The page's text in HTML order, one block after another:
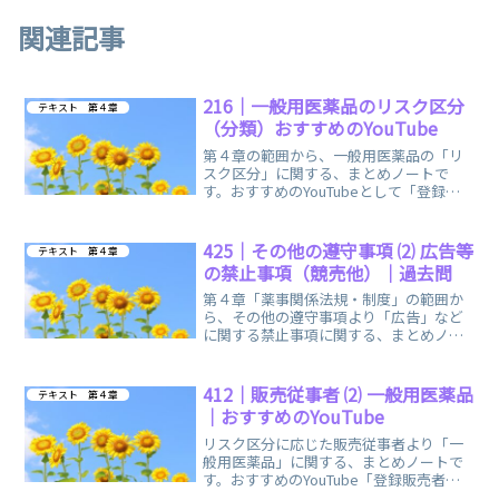
関連記事
テキスト 第４章
216｜一般用医薬品のリスク区分
（分類）おすすめのYouTube
第４章の範囲から、一般用医薬品の「リ
スク区分」に関する、まとめノートで
す。おすすめのYouTubeとして「登録販
テキスト 第４章
425｜その他の遵守事項 ⑵ 広告等
の禁止事項（競売他）｜過去問
第４章「薬事関係法規・制度」の範囲か
ら、その他の遵守事項より「広告」など
に関する禁止事項に関する、まとめノー
テキスト 第４章
412｜販売従事者 ⑵ 一般用医薬品
｜おすすめのYouTube
リスク区分に応じた販売従事者より「一
般用医薬品」に関する、まとめノートで
す。おすすめのYouTube「登録販売者ご